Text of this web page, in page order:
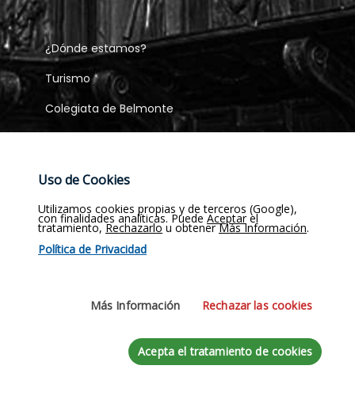
¿Dónde estamos?
Turismo
Colegiata de Belmonte
Horarios Misas
Horarios Visita
2023/26Colegiata de Belmonte. Diseñado por
Uso de Cookies
Utilizamos cookies propias y de terceros (Google),
con finalidades analíticas. PuedeAceptarel
tratamiento,Rechazarlou obtenerMás Información.
Política de Privacidad
Más Información Rechazar las cookies
Acepta el tratamiento de cookies